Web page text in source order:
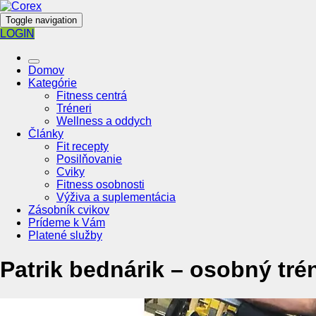
Toggle navigation
LOGIN
Domov
Kategórie
Fitness centrá
Tréneri
Wellness a oddych
Články
Fit recepty
Posilňovanie
Cviky
Fitness osobnosti
Výživa a suplementácia
Zásobník cvikov
Prídeme k Vám
Platené služby
Patrik bednárik – osobný